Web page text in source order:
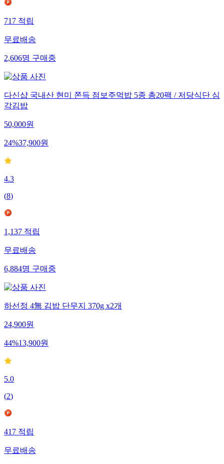
717적립
무료배송
2,606명구매중
다신샵 국내산 현미 쫀득 점보주먹밥 5종 총20팩 / 저당식단 심
각김밥
50,000원
24%37,900원
4.3
(8)
1,137적립
무료배송
6,884명구매중
하선정 4無 김밥 단무지 370g x2개
24,900원
44%13,900원
5.0
(2)
417적립
무료배송